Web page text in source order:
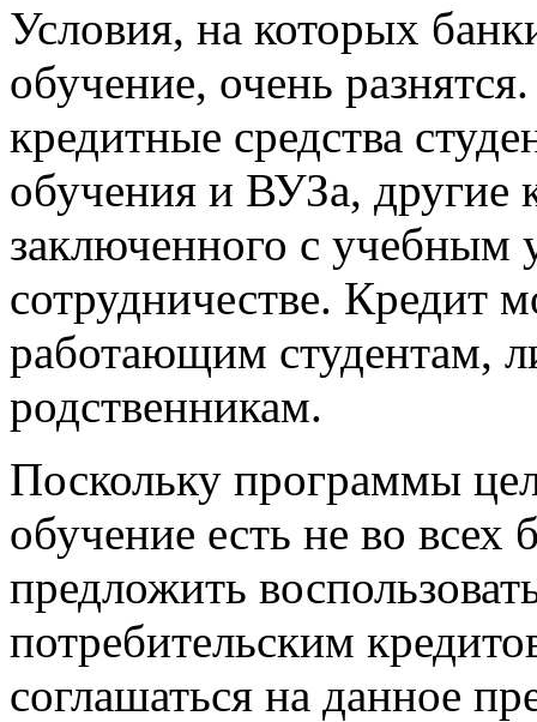
Условия, на которых
обучение, очень
кредитные средства
обучения и ВУЗа, другие
заключенного с учебным
сотрудничестве. Кредит
работающим студентам,
родственникам.
Поскольку программы
обучение есть не во всех
предложить
потребительским
соглашаться на данное